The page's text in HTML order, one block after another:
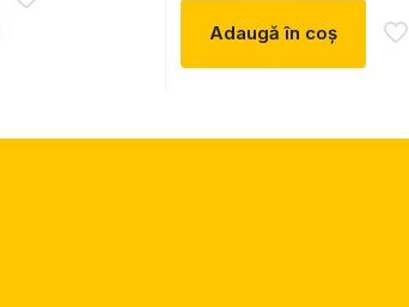
fost:
1.599 lei.
Adaugă în coș